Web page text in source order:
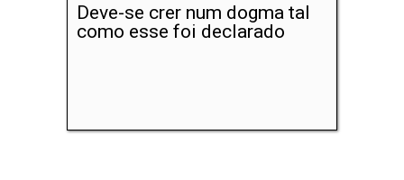
Deve-se crer num dogma tal
como esse foi declarado